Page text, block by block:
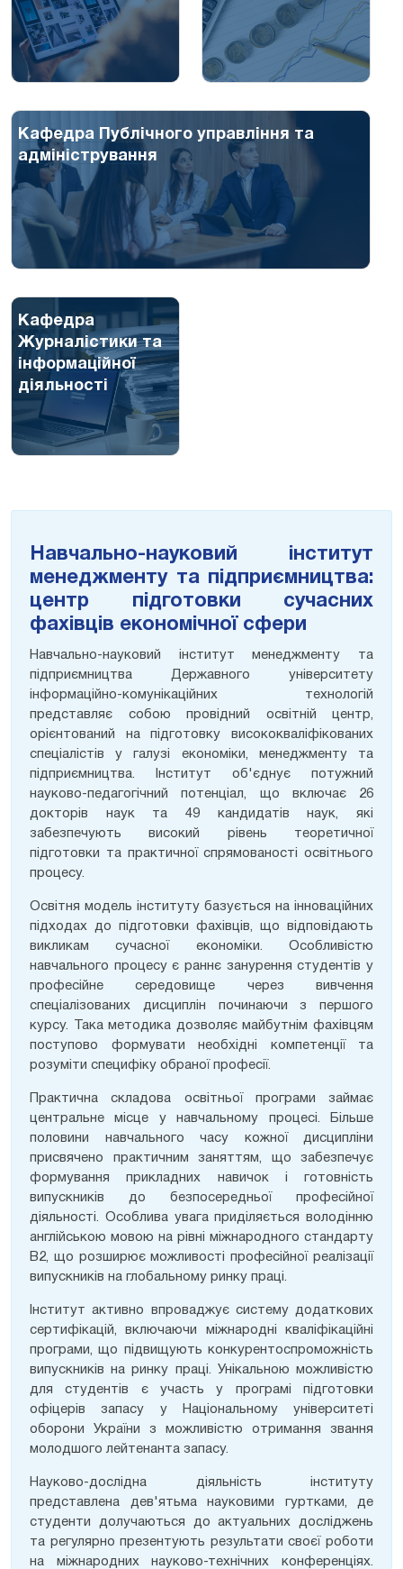
Кафедра Публічного управління та
адміністрування
Кафедра
Журналістики та
інформаційної
діяльності
Навчально-науковий інститут
менеджменту та підприємництва:
центр підготовки сучасних
фахівців економічної сфери
Навчально-науковий інститут менеджменту та
підприємництва Державного університету
інформаційно-комунікаційних технологій
представляє собою провідний освітній центр,
орієнтований на підготовку висококваліфікованих
спеціалістів у галузі економіки, менеджменту та
підприємництва. Інститут об'єднує потужний
науково-педагогічний потенціал, що включає 26
докторів наук та 49 кандидатів наук, які
забезпечують високий рівень теоретичної
підготовки та практичної спрямованості освітнього
процесу.
Освітня модель інституту базується на інноваційних
підходах до підготовки фахівців, що відповідають
викликам сучасної економіки. Особливістю
навчального процесу є раннє занурення студентів у
професійне середовище через вивчення
спеціалізованих дисциплін починаючи з першого
курсу. Така методика дозволяє майбутнім фахівцям
поступово формувати необхідні компетенції та
розуміти специфіку обраної професії.
Практична складова освітньої програми займає
центральне місце у навчальному процесі. Більше
половини навчального часу кожної дисципліни
присвячено практичним заняттям, що забезпечує
формування прикладних навичок і готовність
випускників до безпосередньої професійної
діяльності. Особлива увага приділяється володінню
англійською мовою на рівні міжнародного стандарту
В2, що розширює можливості професійної реалізації
випускників на глобальному ринку праці.
Інститут активно впроваджує систему додаткових
сертифікацій, включаючи міжнародні кваліфікаційні
програми, що підвищують конкурентоспроможність
випускників на ринку праці. Унікальною можливістю
для студентів є участь у програмі підготовки
офіцерів запасу у Національному університеті
оборони України з можливістю отримання звання
молодшого лейтенанта запасу.
Науково-дослідна діяльність інституту
представлена дев'ятьма науковими гуртками, де
студенти долучаються до актуальних досліджень
та регулярно презентують результати своєї роботи
на міжнародних науково-технічних конференціях.